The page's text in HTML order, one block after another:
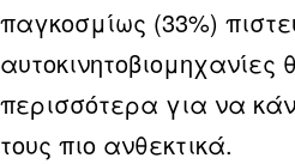
παγκοσμίως (33%)
περισσότερα για να
τους πιο ανθεκτικά.